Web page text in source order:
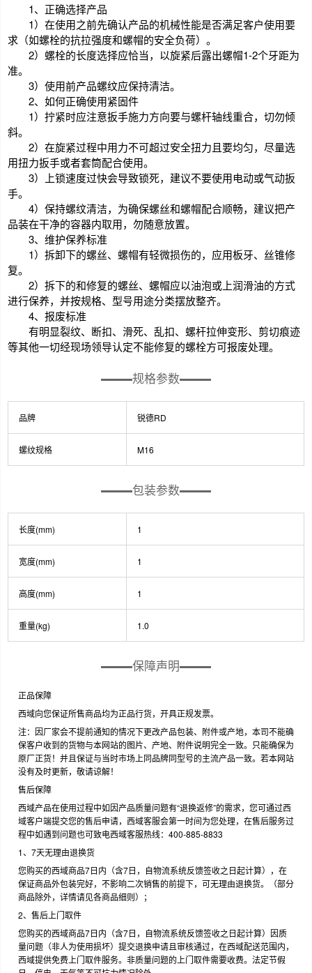
1、正确选择产品
1）在使用之前先确认产品的机械性能是否满足客户使用要
求（如螺栓的抗拉强度和螺帽的安全负荷）。
2）螺栓的长度选择应恰当，以旋紧后露出螺帽1-2个牙距为
准。
3）使用前产品螺纹应保持清洁。
2、如何正确使用紧固件
1）拧紧时应注意扳手施力方向要与螺杆轴线重合，切勿倾
斜。
2）在旋紧过程中用力不可超过安全扭力且要均匀，尽量选
用扭力扳手或者套筒配合使用。
3）上锁速度过快会导致锁死，建议不要使用电动或气动扳
手。
4）保持螺纹清洁，为确保螺丝和螺帽配合顺畅，建议把产
品装在干净的容器内取用，勿随意放置。
3、维护保养标准
1）拆卸下的螺丝、螺帽有轻微损伤的，应用板牙、丝锥修
复。
2）拆下的和修复的螺丝、螺帽应以油泡或上润滑油的方式
进行保养，并按规格、型号用途分类摆放整齐。
4、报废标准
有明显裂纹、断扣、滑死、乱扣、螺杆拉伸变形、剪切痕迹
等其他一切经现场领导认定不能修复的螺栓方可报废处理。
规格参数
品牌 锐德RD
螺纹规格 M16
包装参数
长度(mm) 1
宽度(mm) 1
高度(mm) 1
重量(kg) 1.0
保障声明
正品保障
西域向您保证所售商品均为正品行货，开具正规发票。
注：因厂家会不提前通知的情况下更改产品包装、附件或产地，本司不能确
保客户收到的货物与本网站的图片、产地、附件说明完全一致。只能确保为
原厂正货！并且保证与当时市场上同品牌同型号的主流产品一致。若本网站
没有及时更新，敬请谅解！
售后保障
西域产品在使用过程中如因产品质量问题有“退换返修”的需求，您可通过西
域客户端提交您的售后申请，西域客服会第一时间为您处理，在售后服务过
程中如遇到问题也可致电西域客服热线：400-885-8833
1、7天无理由退换货
您购买的西域商品7日内（含7日，自物流系统反馈签收之日起计算），在
保证商品外包装完好，不影响二次销售的前提下，可无理由退换货。（部分
商品除外，详情请见各商品细则）；
2、售后上门取件
您购买的西域商品7日内（含7日，自物流系统反馈签收之日起计算）因质
量问题（非人为使用损坏）提交退换申请且审核通过，在西域配送范围内，
西域提供免费上门取件服务。非质量问题的上门取件需要收费。法定节假